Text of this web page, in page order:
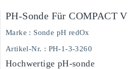
PH-Sonde Für COMPACT V
Marke : Sonde pH redOx
Artikel-Nr. : PH-1-3-3260
Hochwertige pH-sonde